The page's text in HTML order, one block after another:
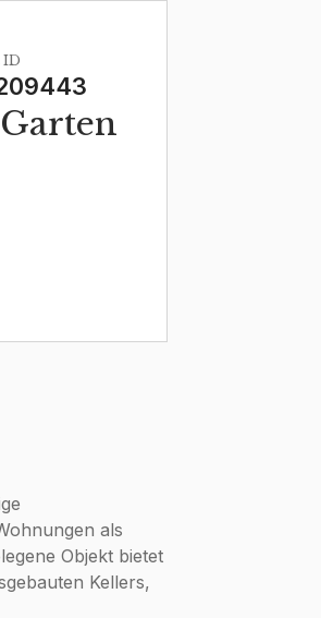
ID
als
Objekt bietet
Kellers,